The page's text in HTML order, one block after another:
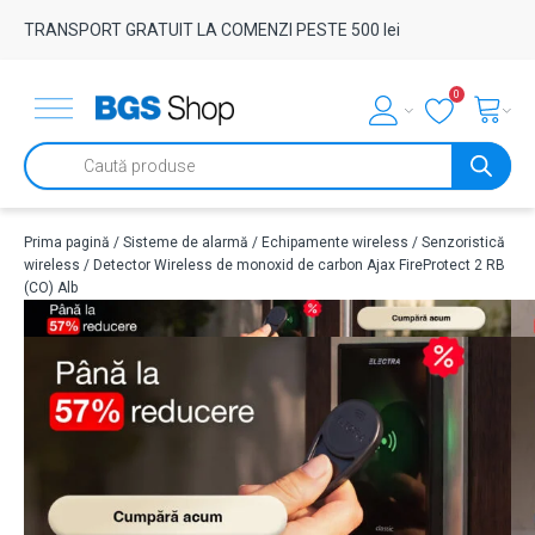
TRANSPORT GRATUIT LA COMENZI PESTE 500 lei
0
Products
search
Prima pagină / Sisteme de alarmă / Echipamente wireless / Senzoristică
wireless / Detector Wireless de monoxid de carbon Ajax FireProtect 2 RB
(CO) Alb